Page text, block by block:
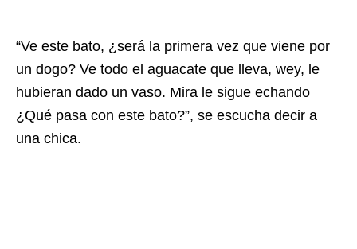
“Ve este bato, ¿será la primera vez que viene por
un dogo? Ve todo el aguacate que lleva, wey, le
hubieran dado un vaso. Mira le sigue echando
¿Qué pasa con este bato?”, se escucha decir a
una chica.